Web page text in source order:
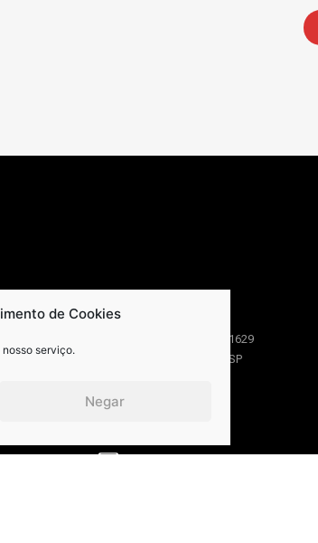
de Cookies
serviço.
Negar
São Paulo
Rua Gomes de Carvalho, 1629
Vila Olímpia | São Paulo | SP